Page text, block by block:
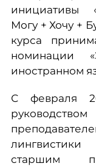
инициативы
Могу + Хочу +
курса
номинации
иностранном
С февраля
руководством
старшим